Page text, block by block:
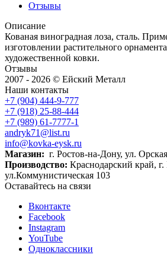
Отзывы
Описание
Кованая виноградная лоза, сталь.
изготовлении растительного
художественной ковки.
Отзывы
2007 - 2026 © Ейский Металл
Наши контакты
+7 (904) 444-9-777
+7 (918) 25-88-444
+7 (989) 61-7777-1
andryk71@list.ru
info@kovka-eysk.ru
Магазин: г. Ростов-на-Дону, ул.
Производство: Краснодарский край, г.
ул.Коммунистическая 103
Оставайтесь на связи
Вконтакте
Facebook
Instagram
YouTube
Одноклассники